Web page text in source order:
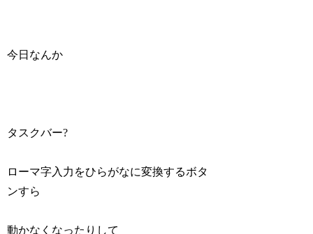
今日なんか
タスクバー?
ローマ字入力をひらがなに変換するボタ
ンすら
動かなくなったりして